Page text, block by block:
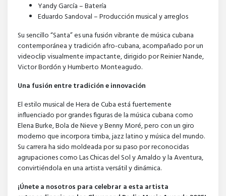
Yandy García – Batería
Eduardo Sandoval – Producción musical y arreglos
Su sencillo “Santa” es una fusión vibrante de música cubana
contemporánea y tradición afro-cubana, acompañado por un
videoclip visualmente impactante, dirigido por Reinier Nande,
Victor Bordón y Humberto Monteagudo.
Una fusión entre tradición e innovación
El estilo musical de Hera de Cuba está fuertemente
influenciado por grandes figuras de la música cubana como
Elena Burke, Bola de Nieve y Benny Moré, pero con un giro
moderno que incorpora timba, jazz latino y música del mundo.
Su carrera ha sido moldeada por su paso por reconocidas
agrupaciones como Las Chicas del Sol y Arnaldo y la Aventura,
convirtiéndola en una artista versátil y dinámica.
¡Únete a nosotros para celebrar a esta artista